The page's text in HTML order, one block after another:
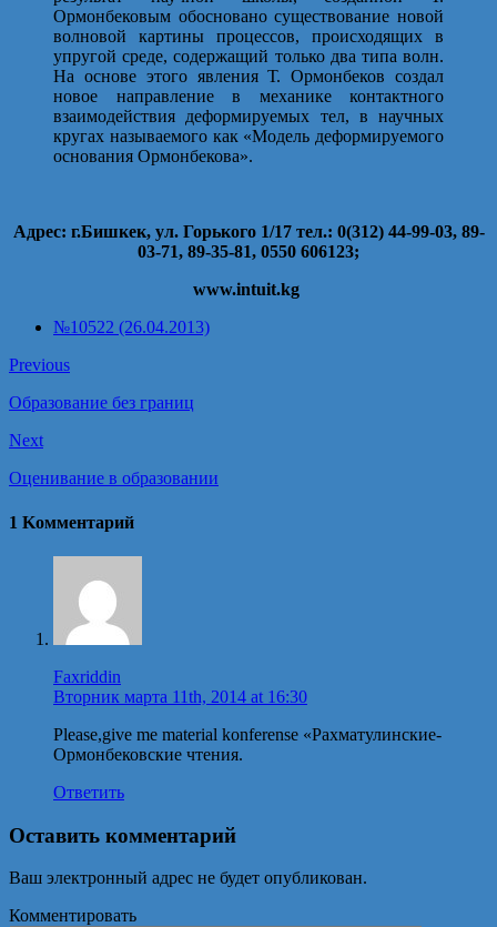
Ормонбековым обосновано существование новой
волновой картины процессов, происходящих в
упругой среде, содержащий только два типа волн.
На основе этого явления Т. Ормонбеков создал
новое направление в механике контактного
взаимодействия деформируемых тел, в научных
кругах называемого как «Модель деформируемого
основания Ормонбекова».
Адрес: г.Бишкек, ул. Горького 1/17 тел.: 0(312) 44-99-03, 89-
03-71, 89-35-81, 0550 606123;
www.intuit.kg
№10522 (26.04.2013)
Previous
Образование без границ
Next
Оценивание в образовании
1 Kомментарий
Faxriddin
Вторник марта 11th, 2014 at 16:30
Please,give me material konferense «Рахматулинские-
Ормонбековские чтения.
Ответить
Оставить комментарий
Ваш электронный адрес не будет опубликован.
Комментировать